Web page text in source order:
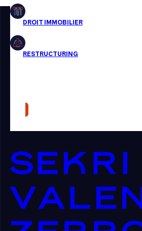
Restructuring
Presse